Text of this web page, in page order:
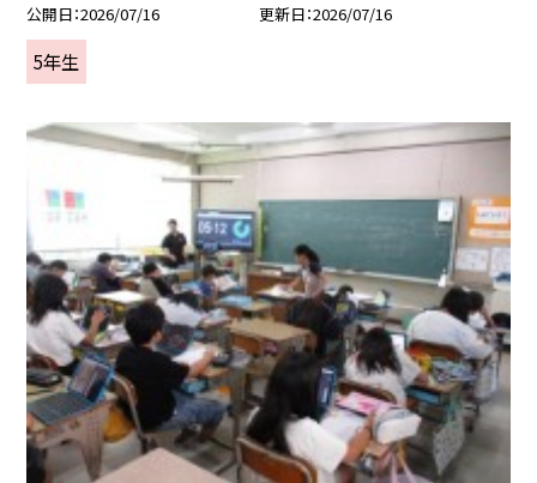
公開日 2026/07/16 更新日 2026/07/16
5年生